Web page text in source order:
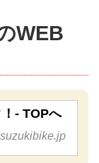
WEB
- TOPへ
suzukibike.jp